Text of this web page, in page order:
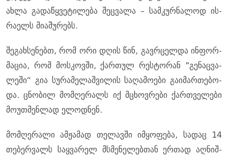
ახლა გა­და­წყვე­ტი­ლე­ბა შეც­ვა­ლა – სამ­კურ­ნა­ლოდ ის­
რა­ელს მი­ა­შუ­რებს.
შე­გახ­სე­ნებთ, რომ ორი დღის წინ, გავ­რცელ­და ინ­ფორ­
მა­ცია, რომ მოს­კოვ­ში, ქარ­თულ რეს­ტო­რან "გე­ნაც­ვა­
ლე­ში“ გია სუ­რა­მე­ლაშ­ვი­ლის სა­ღა­მო­ე­ბი გა­ი­მარ­თე­ბო­
და. ცნო­ბილ მომ­ღე­რალს იქ მცხოვ­რე­ბი ქარ­თვე­ლე­ბი
მო­უთ­მენ­ლად ელოდ­ნენ.
მომ­ღე­რა­ლი ამ­ჟა­მად თე­ლავ­ში იმ­ყო­ფე­ბა, სა­დაც 14
თე­ბერ­ვალს საყ­ვა­რელ მსმე­ნე­ლებ­თან ერ­თად აღ­ნიშ­